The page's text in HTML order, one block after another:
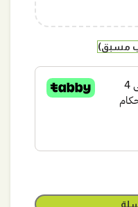
مسبق)